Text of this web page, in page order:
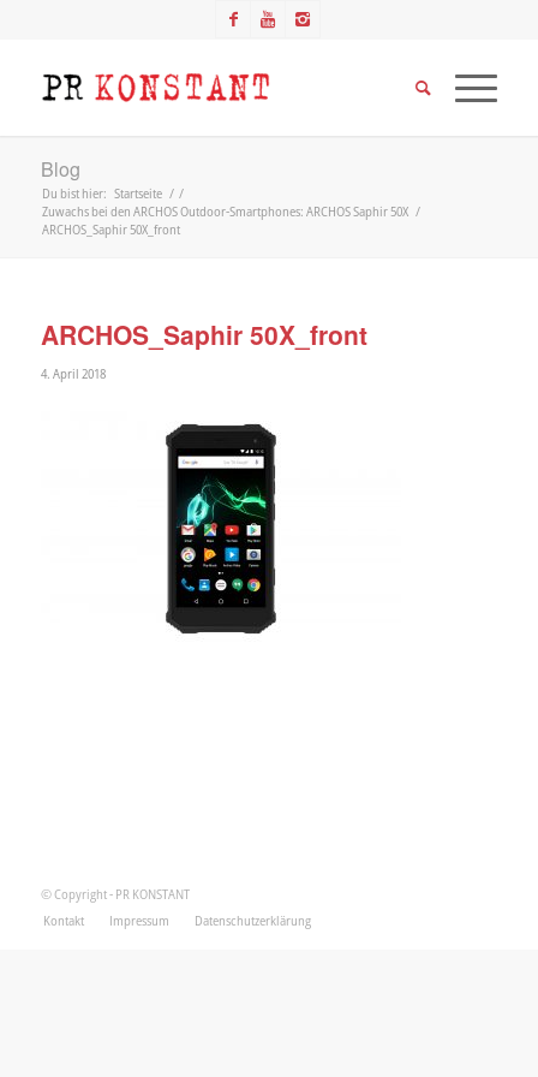
Blog
Du bist hier: Startseite / /
Zuwachs bei den ARCHOS Outdoor-Smartphones: ARCHOS Saphir 50X /
ARCHOS_Saphir 50X_front
ARCHOS_Saphir 50X_front
4. April 2018
© Copyright - PR KONSTANT
Kontakt
Impressum Datenschutzerklärung